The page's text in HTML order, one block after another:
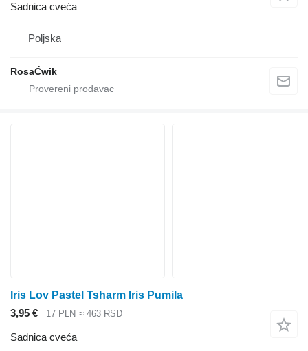
Sadnica cveća
Poljska
RosaĆwik
Iris Lov Pastel Tsharm Iris Pumila
3,95 €
17 PLN ≈ 463 RSD
Sadnica cveća